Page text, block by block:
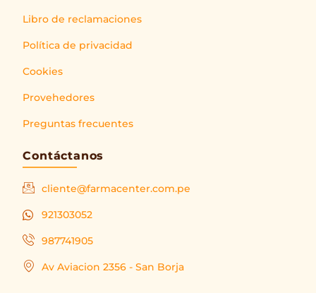
Libro de reclamaciones
Política de privacidad
Cookies
Provehedores
Preguntas frecuentes
Contáctanos
cliente@farmacenter.com.pe
921303052
987741905
Av Aviacion 2356 - San Borja